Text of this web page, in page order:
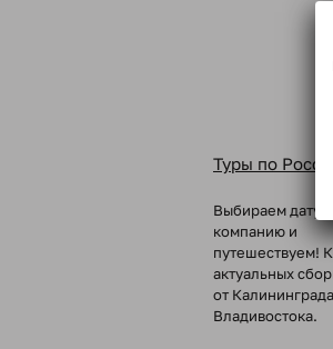
Туры по России
Выбираем дату,
компанию и
путешествуем!
актуальных
от
Владивостока.